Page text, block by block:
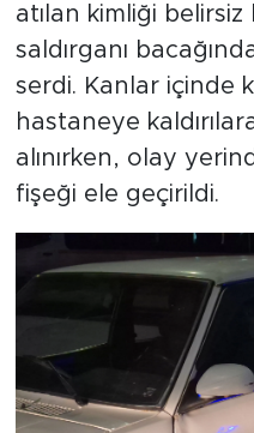
atılan kimliği belirsiz
saldırganı
serdi. Kanlar içinde
hastaneye
alınırken, olay
fişeği ele geçirildi.